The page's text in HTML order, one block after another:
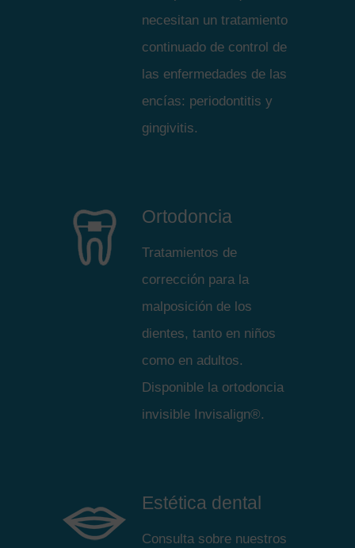
necesitan un tratamiento
continuado de control de
las enfermedades de las
encías: periodontitis y
gingivitis.
Ortodoncia
Tratamientos de
corrección para la
malposición de los
dientes, tanto en niños
como en adultos.
Disponible la ortodoncia
invisible Invisalign®.
Estética dental
Consulta sobre nuestros